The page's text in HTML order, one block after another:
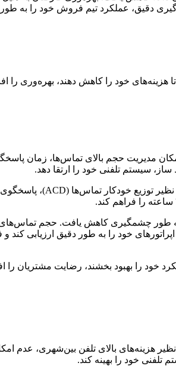
دقیق، عملکرد تیم فروش خود را به طور
خود را کاهش دهند، بهره‌وری را
سیستم تلفنی خود را ارتقا دهد.
به طور چشمگیری کاهش یافت. حجم
خود را به طور دقیق ارزیابی کند و
خود را بهبود بخشند، رضایت مشتریان را
هزینه‌های بالای تلفن بین‌شهری، عدم
تلفنی خود را بهینه کند.